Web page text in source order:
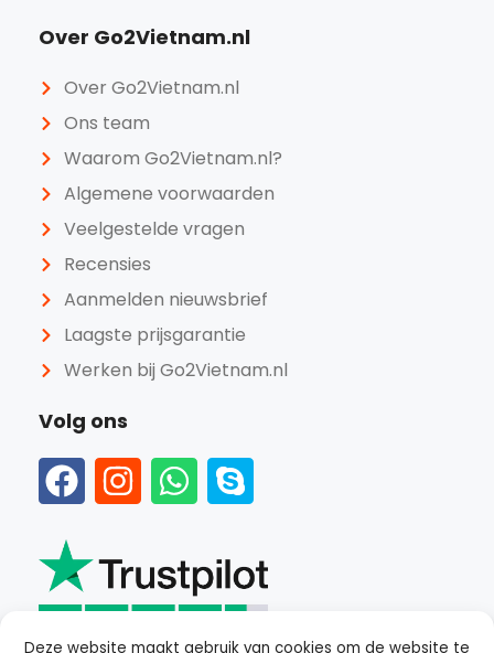
Deze website maakt gebruik van cookies om de website te
Over Go2Vietnam.nl
Over Go2Vietnam.nl
Ons team
Waarom Go2Vietnam.nl?
Algemene voorwaarden
Veelgestelde vragen
Recensies
Aanmelden nieuwsbrief
Laagste prijsgarantie
Werken bij Go2Vietnam.nl
Volg ons